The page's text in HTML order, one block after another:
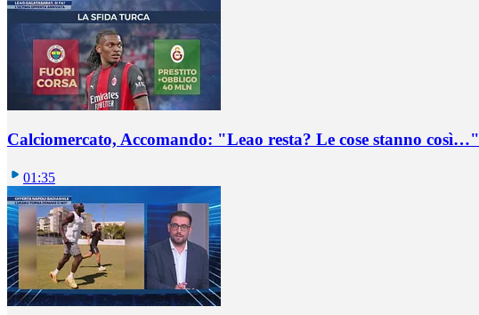
Calciomercato, Accomando: "Leao resta? Le cose stanno così…"
01:35